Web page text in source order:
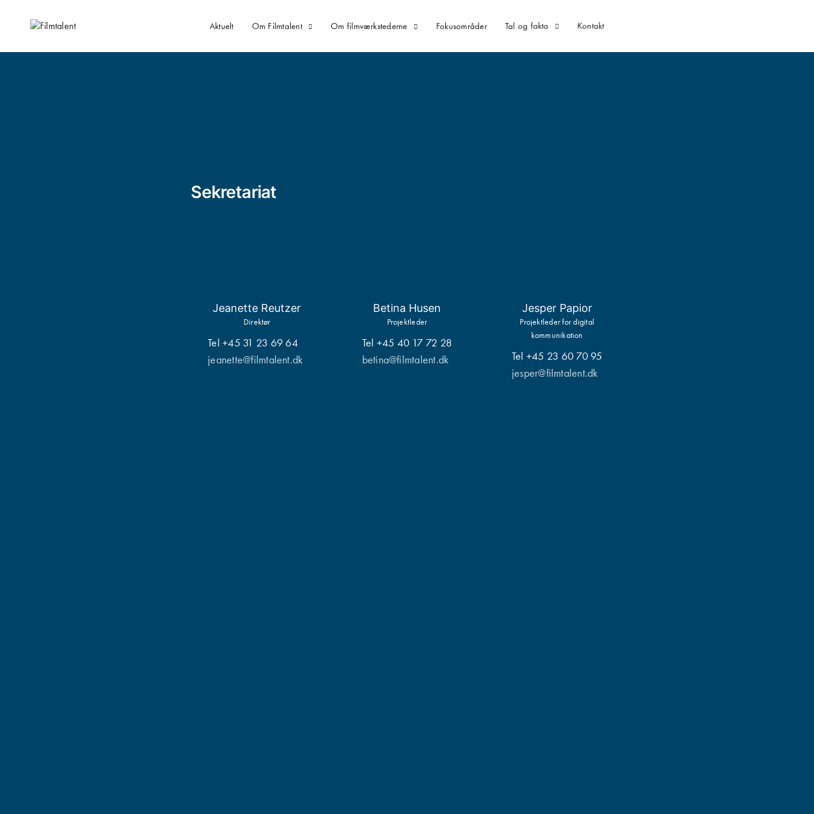
Aktuelt Om Filmtalent Om filmværkstederne Fokusområder Tal og fakta Kontakt
Sekretariat
Jeanette Reutzer
Direktør
Tel +45 31 23 69 64
jeanette@filmtalent.dk
Betina Husen
Projektleder
Tel +45 40 17 72 28
betina@filmtalent.dk
Jesper Papior
Projektleder for digital
kommunikation
Tel +45 23 60 70 95
jesper@filmtalent.dk